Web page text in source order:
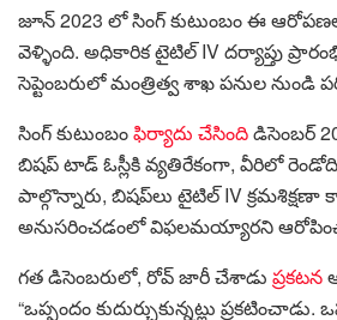
జూన్ 2023 లో సింగ్ కుటుంబం ఈ
వెళ్ళింది. అధికారిక టైటిల్ IV దర్యాప్తు
సెప్టెంబరులో మంత్రిత్వ శాఖ పనుల
సింగ్ కుటుంబంఫిర్యాదు చేసిందిడిసెంబర్
బిషప్ టాడ్ ఓస్లీకి వ్యతిరేకంగా, వీరిలో రెండోది
పాల్గొన్నారు, బిషప్‌లు టైటిల్ IV క్రమశిక్షణా
అనుసరించడంలో విఫలమయ్యారని
గత డిసెంబరులో, రోవ్ జారీ చేశాడు ప్రకటన
“ఒప్పందం కుదుర్చుకున్నట్లు